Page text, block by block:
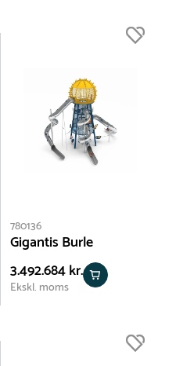
780136
Gigantis Burle
3.492.684 kr.
Ekskl. moms